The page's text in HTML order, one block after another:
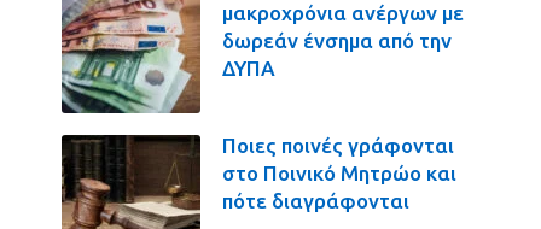
μακροχρόνια ανέργων με
δωρεάν ένσημα από την
ΔΥΠΑ
Ποιες ποινές γράφονται
στο Ποινικό Μητρώο και
πότε διαγράφονται